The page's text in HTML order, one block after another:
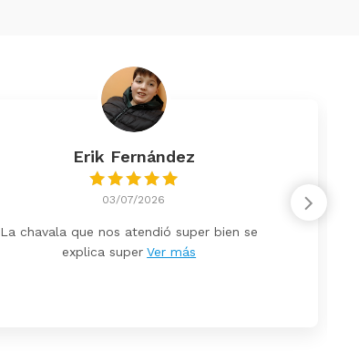
Erik Fernández
03/07/2026
La chavala que nos atendió super bien se
explica super Ver más